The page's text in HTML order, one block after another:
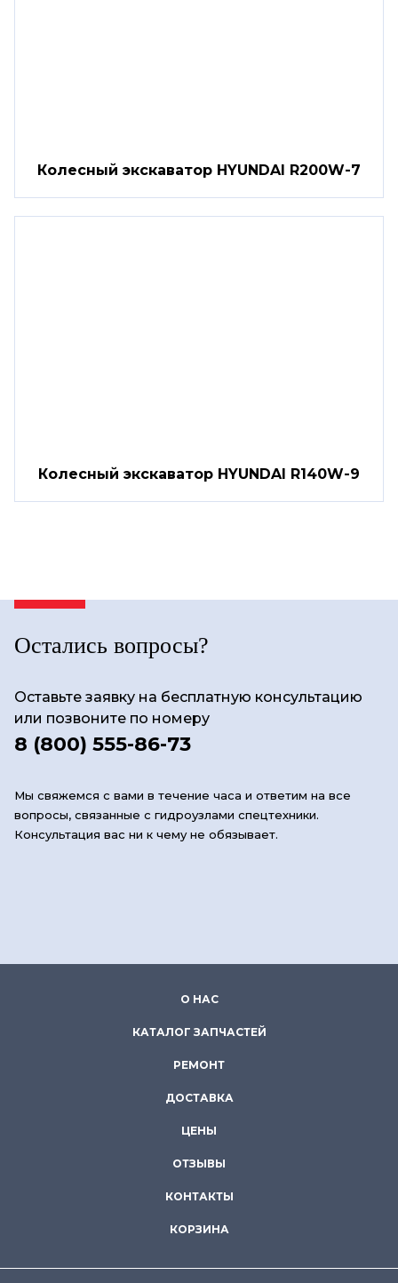
Колесный экскаватор HYUNDAI R200W-7
Колесный экскаватор HYUNDAI R140W-9
Остались вопросы?
Оставьте заявку на бесплатную консультацию
или позвоните по номеру
8 (800) 555-86-73
Мы свяжемся с вами в течение часа и ответим на все
вопросы, связанные с гидроузлами спецтехники.
Консультация вас ни к чему не обязывает.
О НАС
КАТАЛОГ ЗАПЧАСТЕЙ
РЕМОНТ
ДОСТАВКА
ЦЕНЫ
ОТЗЫВЫ
КОНТАКТЫ
КОРЗИНА